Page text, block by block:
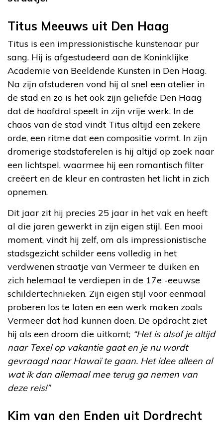
Titus Meeuws uit Den Haag
Titus is een impressionistische kunstenaar pur
sang. Hij is afgestudeerd aan de Koninklijke
Academie van Beeldende Kunsten in Den Haag.
Na zijn afstuderen vond hij al snel een atelier in
de stad en zo is het ook zijn geliefde Den Haag
dat de hoofdrol speelt in zijn vrije werk. In de
chaos van de stad vindt Titus altijd een zekere
orde, een ritme dat een compositie vormt. In zijn
dromerige stadstaferelen is hij altijd op zoek naar
een lichtspel, waarmee hij een romantisch filter
creëert en de kleur en contrasten het licht in zich
opnemen.
Dit jaar zit hij precies 25 jaar in het vak en heeft
al die jaren gewerkt in zijn eigen stijl. Een mooi
moment, vindt hij zelf, om als impressionistische
stadsgezicht schilder eens volledig in het
verdwenen straatje van Vermeer te duiken en
zich helemaal te verdiepen in de 17e -eeuwse
schildertechnieken. Zijn eigen stijl voor eenmaal
proberen los te laten en een werk maken zoals
Vermeer dat had kunnen doen. De opdracht ziet
hij als een droom die uitkomt; “Het is alsof je altijd
naar Texel op vakantie gaat en je nu wordt
gevraagd naar Hawaï te gaan. Het idee alleen al
wat ik dan allemaal mee terug ga nemen van
deze reis!”
Kim van den Enden uit Dordrecht